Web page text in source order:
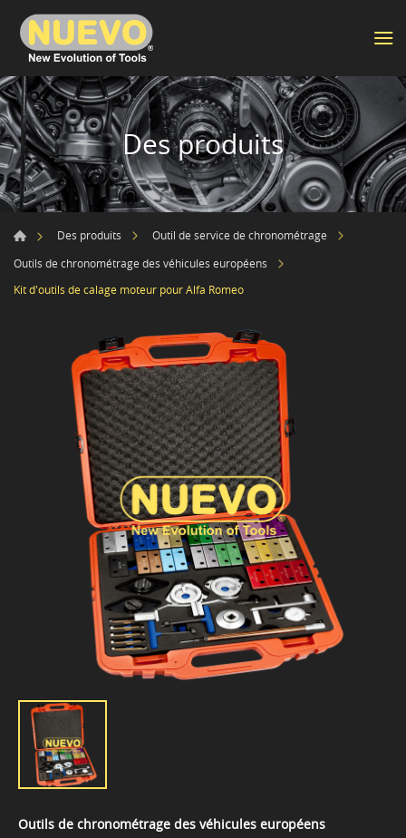
Des produits
Des produits
Outil de service de chronométrage
Outils de chronométrage des véhicules européens
Kit d'outils de calage moteur pour Alfa Romeo
Outils de chronométrage des véhicules européens